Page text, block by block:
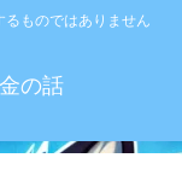
ものではありません
の話